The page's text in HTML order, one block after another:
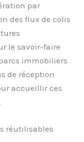
par
des flux de colis
le savoir-faire
immobiliers
de réception
accueillir ces
réutilisables